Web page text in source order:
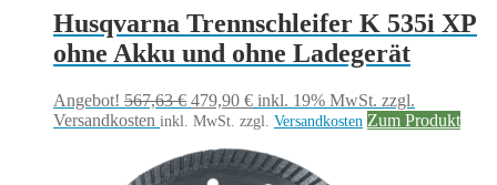
Husqvarna Trennschleifer K 535i XP
ohne Akku und ohne Ladegerät
Angebot! 567,63€ Ursprünglicher
Preis
567,63 €
479,90 €Aktueller
Preis
479,90 €.
inkl. 19% MwSt. zzgl.
Versandkosten inkl. MwSt. zzgl. Versandkosten Zum Produkt